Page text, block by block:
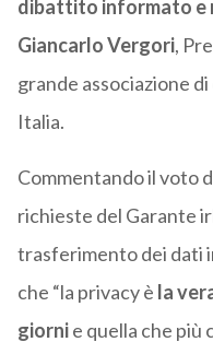
dibattito informato e
GiancarloVergori,
grande associazione
Italia.
Commentando il voto
richieste del Garante
trasferimento dei dati
che “la privacy è la
giornie quella che più